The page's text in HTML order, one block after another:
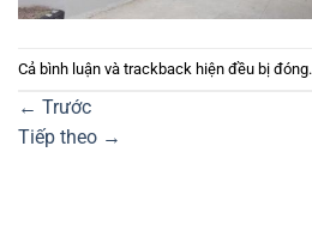
Cả bình luận và trackback hiện đều bị đóng.
← Trước
Tiếp theo →